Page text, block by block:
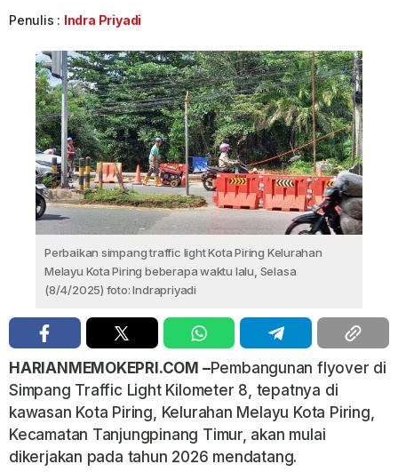
Penulis : Indra Priyadi
Perbaikan simpang traffic light Kota Piring Kelurahan
Melayu Kota Piring beberapa waktu lalu, Selasa
(8/4/2025) foto: Indrapriyadi
HARIANMEMOKEPRI.COM –Pembangunan flyover di
Simpang Traffic Light Kilometer 8, tepatnya di
kawasan Kota Piring, Kelurahan Melayu Kota Piring,
Kecamatan Tanjungpinang Timur, akan mulai
dikerjakan pada tahun 2026 mendatang.